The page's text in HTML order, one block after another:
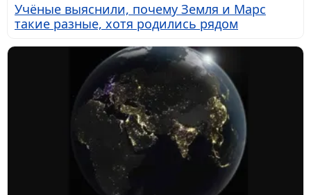
Учёные выяснили, почему Земля и Марс
такие разные, хотя родились рядом